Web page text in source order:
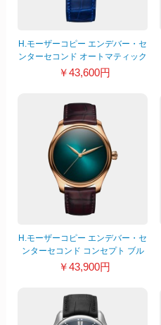
H.モーザーコピー エンデバー・セ
ンターセコンド オートマティック
コンセプト “ブルーホライズン”
￥43,600円
H.モーザーコピー エンデバー・セ
ンターセコンド コンセプト ブル
ーラグーン 1200-0404
￥43,900円